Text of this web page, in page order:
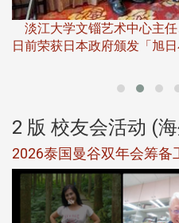
淡江大学文锱艺术中心主任
日前荣获日本政府颁发「旭
2 版 校友会活动 (
2026泰国曼谷双年会筹备